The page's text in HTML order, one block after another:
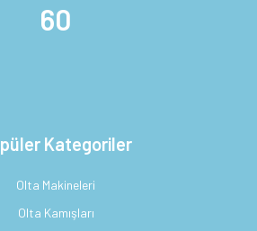
60
Kategoriler
Olta Makineleri
Olta Kamışları